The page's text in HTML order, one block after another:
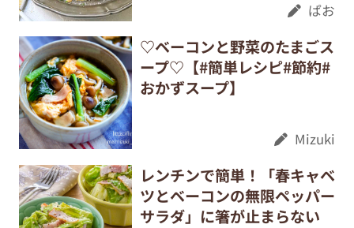
ぱお
♡ベーコンと野菜のたまごス
ープ♡【#簡単レシピ#節約#
おかずスープ】
Mizuki
レンチンで簡単！「春キャベ
ツとベーコンの無限ペッパー
サラダ」に箸が止まらない